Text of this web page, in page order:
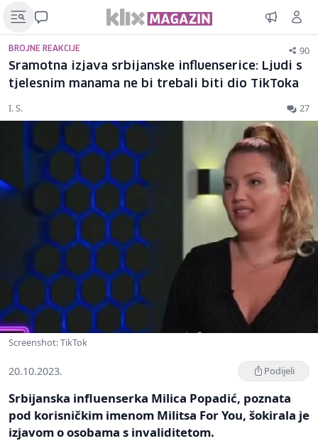
BROJNE REAKCIJE 90
Sramotna izjava srbijanske influenserice: Ljudi s
tjelesnim manama ne bi trebali biti dio TikToka
I. S. 27
Screenshot: TikTok
20.10.2023. Podijeli
Srbijanska influenserka Milica Popadić, poznata
pod korisničkim imenom Militsa For You, šokirala je
izjavom o osobama s invaliditetom.